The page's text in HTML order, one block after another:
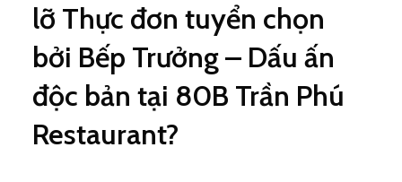
lỡ Thực đơn tuyển chọn
bởi Bếp Trưởng – Dấu ấn
độc bản tại 80B Trần Phú
Restaurant?